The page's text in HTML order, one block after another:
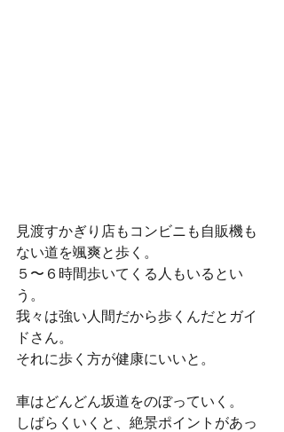
見渡すかぎり店もコンビニも自販機も
ない道を颯爽と歩く。
５〜６時間歩いてくる人もいるとい
う。
我々は強い人間だから歩くんだとガイ
ドさん。
それに歩く方が健康にいいと。
車はどんどん坂道をのぼっていく。
しばらくいくと、絶景ポイントがあっ